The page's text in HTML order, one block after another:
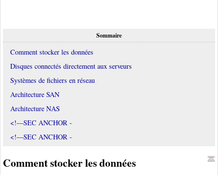
Sommaire
Comment stocker les données
Disques connectés directement aux serveurs
Systèmes de fichiers en réseau
Architecture SAN
Architecture NAS
<!—SEC ANCHOR -
<!—SEC ANCHOR -
Comment stocker les données